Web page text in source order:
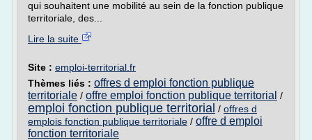
qui souhaitent une mobilité au sein de la fonction publique
territoriale, des...
Lire la suite
Site : emploi-territorial.fr
Thèmes liés : offres d emploi fonction publique
territoriale / offre emploi fonction publique territorial /
emploi fonction publique territorial / offres d
emplois fonction publique territoriale / offre d emploi
fonction territoriale